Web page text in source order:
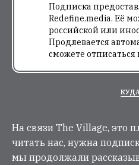
Подписка
Redefine.media. Её
российской или
Продлевается
сможете
На связи The Village, это
читать нас, нужна
мы продолжали